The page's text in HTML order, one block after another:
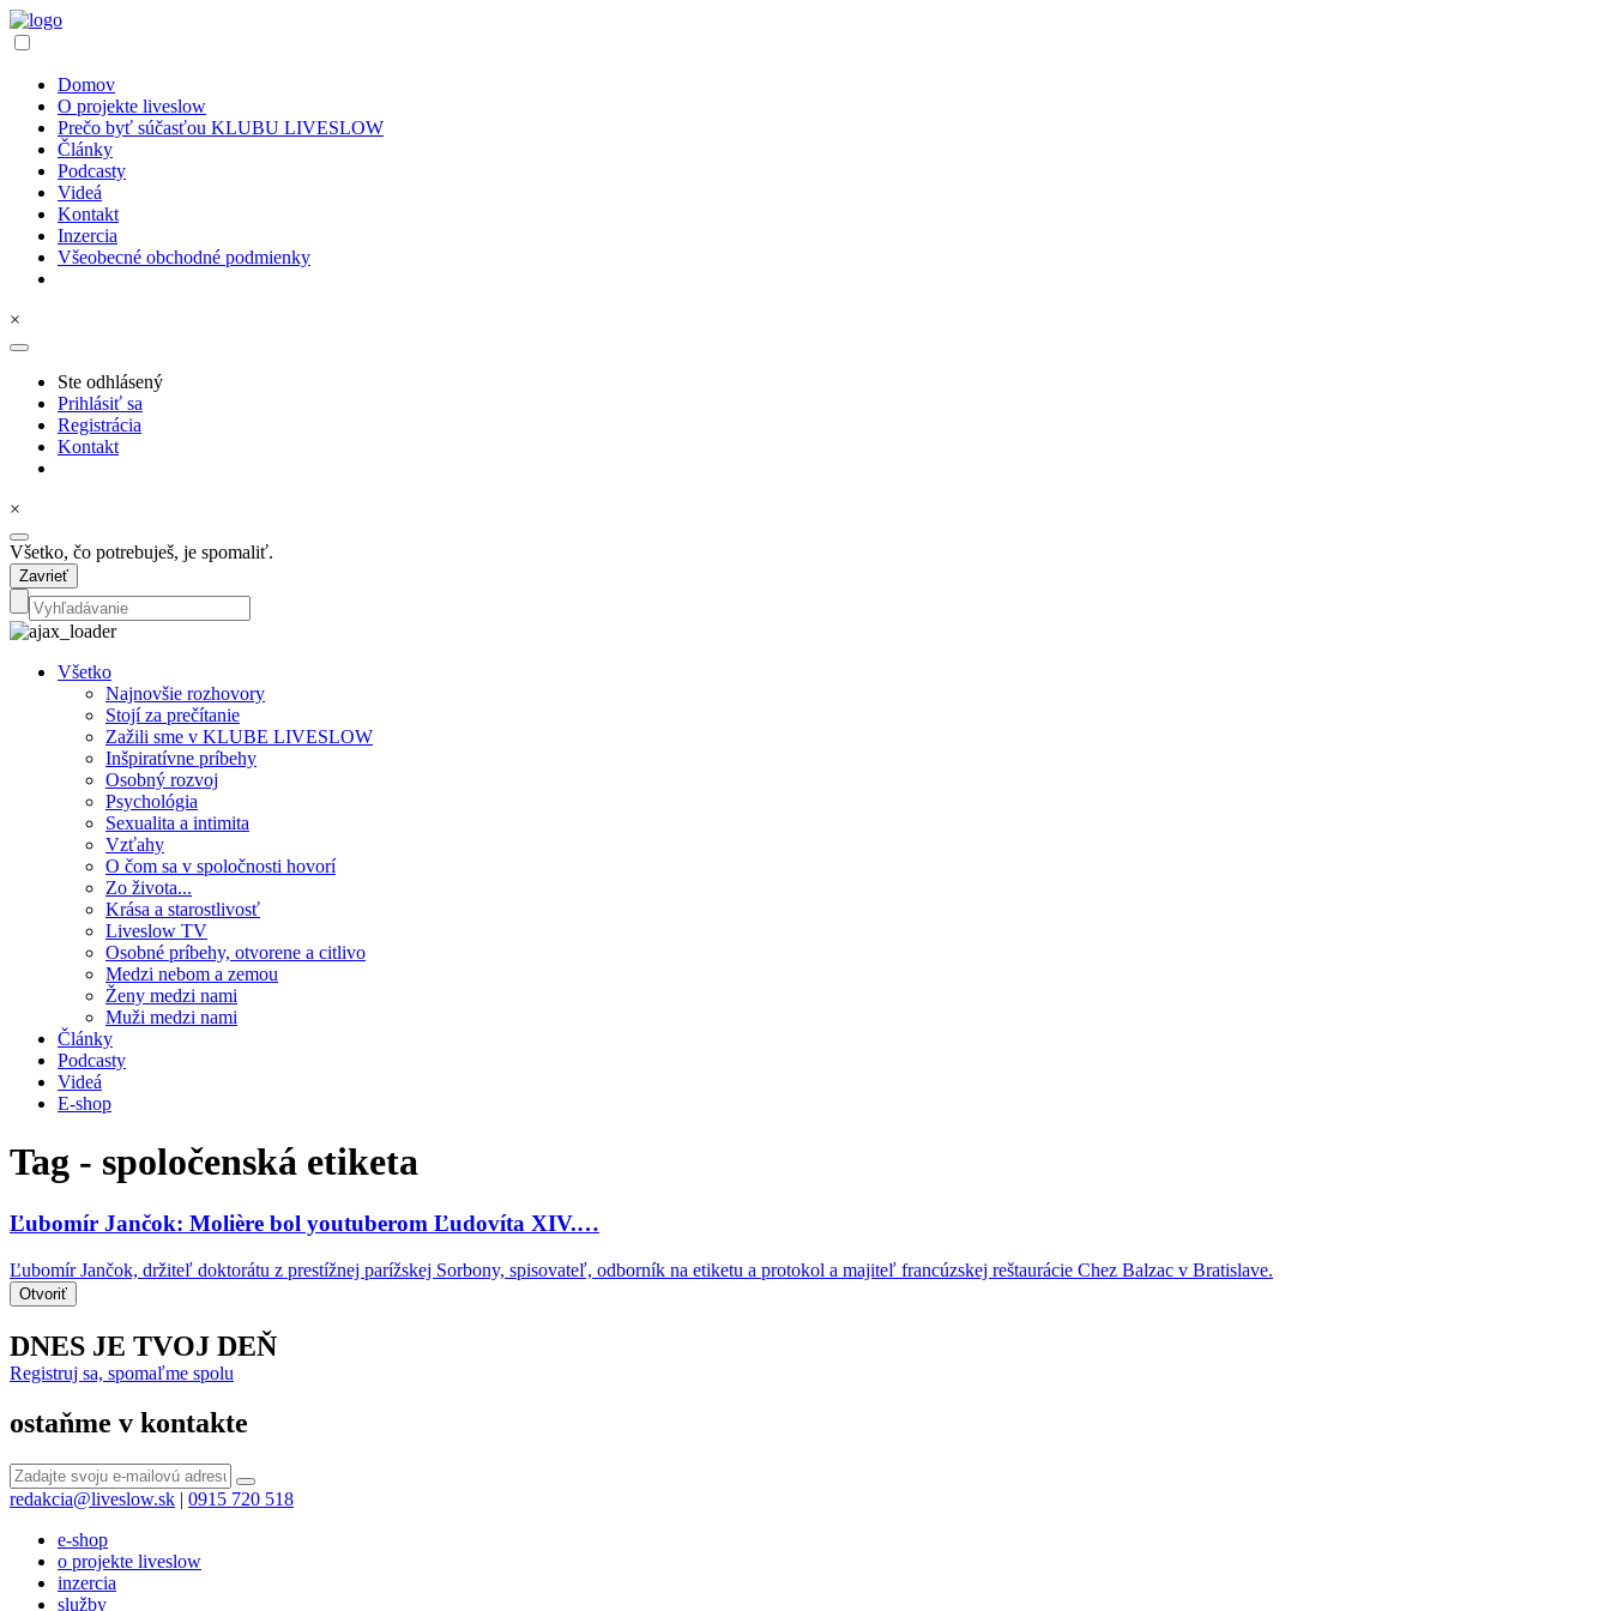
Domov
O projekte liveslow
Prečo byť súčasťou KLUBU LIVESLOW
Články
Podcasty
Videá
Kontakt
Inzercia
Všeobecné obchodné podmienky
×
Ste odhlásený
Prihlásiť sa
Registrácia
Kontakt
×
Všetko, čo potrebuješ, je spomaliť.
Zavrieť
Všetko
Najnovšie rozhovory
Stojí za prečítanie
Zažili sme v KLUBE LIVESLOW
Inšpiratívne príbehy
Osobný rozvoj
Psychológia
Sexualita a intimita
Vzťahy
O čom sa v spoločnosti hovorí
Zo života...
Krása a starostlivosť
Liveslow TV
Osobné príbehy, otvorene a citlivo
Medzi nebom a zemou
Ženy medzi nami
Muži medzi nami
Články
Podcasty
Videá
E-shop
Tag - spoločenská etiketa
Ľubomír Jančok: Molière bol youtuberom Ľudovíta XIV.…
Ľubomír Jančok, držiteľ doktorátu z prestížnej parížskej Sorbony, spisovateľ, odborník na etiketu a protokol a majiteľ francúzskej reštaurácie Chez Balzac v Bratislave.
Otvoriť
DNES JE TVOJ DEŇ
Registruj sa, spomaľme spolu
ostaňme v kontakte
redakcia@liveslow.sk | 0915 720 518
e-shop
o projekte liveslow
inzercia
služby